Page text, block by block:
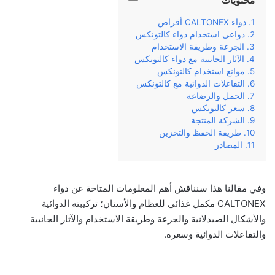
دواء CALTONEX أقراص
دواعي استخدام دواء كالتونكس
الجرعة وطريقة الاستخدام
الآثار الجانبية مع دواء كالتونكس
موانع استخدام كالتونكس
التفاعلات الدوائية مع كالتونكس
الحمل والرضاعة
سعر كالتونكس
الشركة المنتجة
طريقة الحفظ والتخزين
المصادر
وفي‌ ‌مقالنا‌ ‌هذا‌ ‌سنناقش‌ ‌أهم‌ ‌المعلومات‌ ‌المتاحة‌ ‌عن‌ دواء
CALTONEX مكمل غذائي للعظام والأسنان‌؛ تركيبته‌ ‌الدوائية‌
والأشكال الصيدلانية ‌والجرعة‌ ‌وطريقة‌ ‌الاستخدام‌ ‌والآثار‌ ‌الجانبية‌
‌والتفاعلات الدوائية وسعره‌.